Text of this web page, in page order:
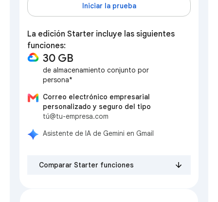
Iniciar la prueba
La edición Starter incluye las siguientes
funciones:
30 GB
de almacenamiento conjunto por
persona*
Correo electrónico empresarial
personalizado y seguro del tipo
tú@tu-empresa.com
Asistente de IA de Gemini en Gmail
Comparar Starter funciones